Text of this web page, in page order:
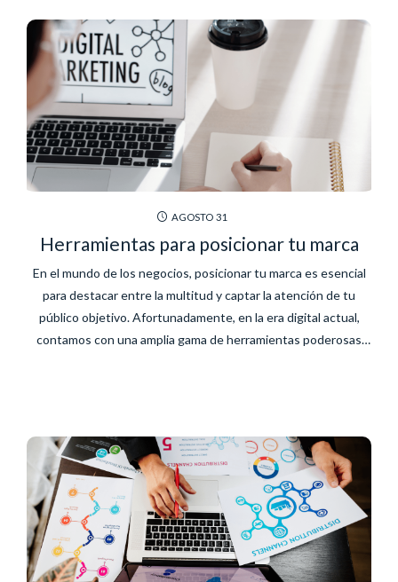
AGOSTO 31
Herramientas para posicionar tu marca
En el mundo de los negocios, posicionar tu marca es esencial
para destacar entre la multitud y captar la atención de tu
público objetivo. Afortunadamente, en la era digital actual,
contamos con una amplia gama de herramientas poderosas